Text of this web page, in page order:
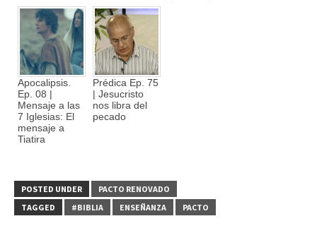
Apocalipsis.
Ep. 08 |
Mensaje a las
7 Iglesias: El
mensaje a
Tiatira
Prédica Ep. 75
| Jesucristo
nos libra del
pecado
POSTED UNDER
PACTO RENOVADO
TAGGED
#BIBLIA ENSEÑANZA PACTO